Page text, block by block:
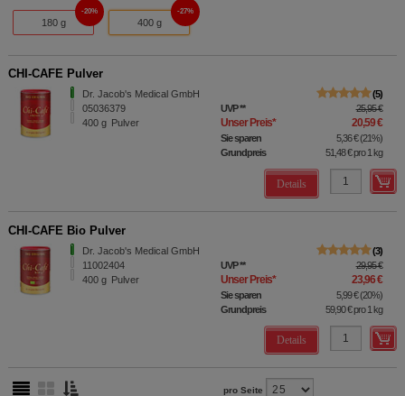
180 g
20%
400 g
27%
CHI-CAFE Pulver
Dr. Jacob's Medical GmbH
05036379
400 g Pulver
5
UVP** 25,95 €
Unser Preis* 20,59 €
Sie sparen 5,36 €(21%)
Grundpreis
51,48 €pro 1 kg
Details
CHI-CAFE Bio Pulver
Dr. Jacob's Medical GmbH
11002404
400 g Pulver
3
UVP** 29,95 €
Unser Preis* 23,96 €
Sie sparen 5,99 €(20%)
Grundpreis
59,90 €pro 1 kg
Details
pro Seite